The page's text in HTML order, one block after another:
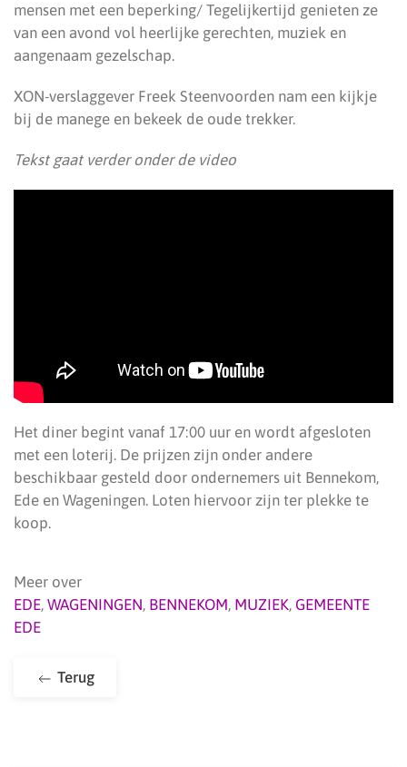
mensen met een beperking/ Tegelijkertijd genieten ze
van een avond vol heerlijke gerechten, muziek en
aangenaam gezelschap.
XON-verslaggever Freek Steenvoorden nam een kijkje
bij de manege en bekeek de oude trekker.
Tekst gaat verder onder de video
Het diner begint vanaf 17:00 uur en wordt afgesloten
met een loterij. De prijzen zijn onder andere
beschikbaar gesteld door ondernemers uit Bennekom,
Ede en Wageningen. Loten hiervoor zijn ter plekke te
koop.
Meer over
EDE, WAGENINGEN, BENNEKOM, MUZIEK, GEMEENTE
EDE
Terug